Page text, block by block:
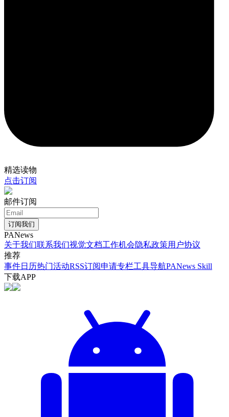
精选读物
点击订阅
邮件订阅
订阅我们
PANews
关于我们联系我们视觉文档工作机会隐私政策用户协议
推荐
事件日历热门活动RSS订阅申请专栏工具导航PANews Skill
下载APP